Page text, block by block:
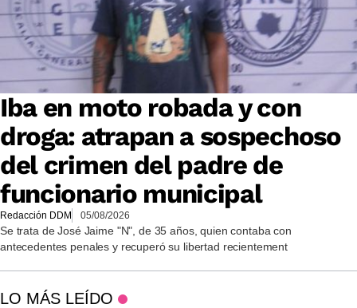
Iba en moto robada y con
droga: atrapan a sospechoso
del crimen del padre de
funcionario municipal
Redacción DDM 05/08/2026
Se trata de José Jaime "N", de 35 años, quien contaba con
antecedentes penales y recuperó su libertad recientement
LO MÁS LEÍDO